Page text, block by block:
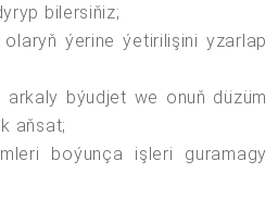
bilersiňiz;
ýerine ýetirilişini yzarlap
arkaly býudjet we onuň düzüm
aňsat;
boýunça işleri guramagy